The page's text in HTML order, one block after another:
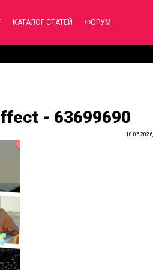
КАТАЛОГ СТАТЕЙ ФОРУМ
- 63699690